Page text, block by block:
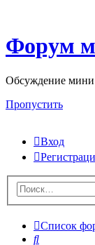
Форум
Обсуждение мини
Пропустить
Вход
Список
Поиск